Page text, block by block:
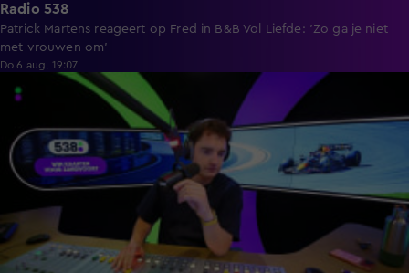
Radio 538
Patrick Martens reageert op Fred in B&B Vol Liefde: 'Zo ga je niet
met vrouwen om'
Do 6 aug, 19:07